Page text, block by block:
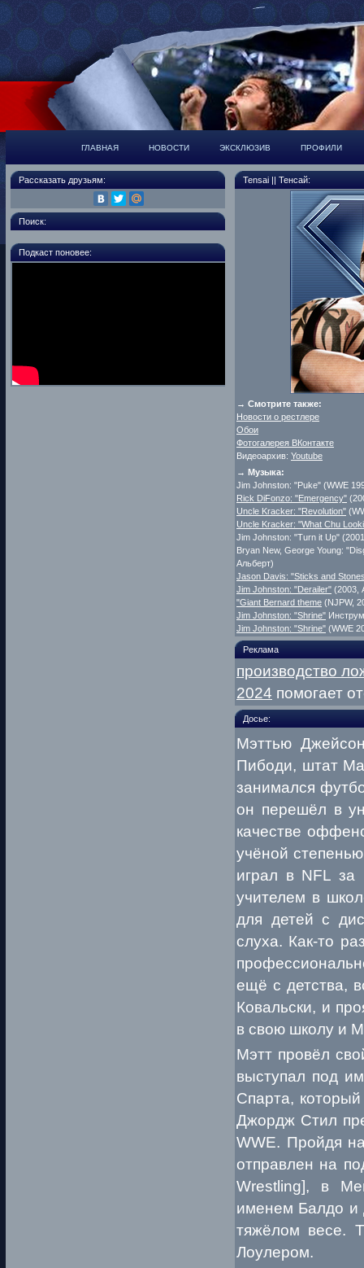
ГЛАВНАЯ НОВОСТИ ЭКСКЛЮЗИВ ПРОФИЛИ
Рассказать друзьям:
Поиск:
Подкаст поновее:
Tensai || Тенсай:
→ Смотрите также:
Новости о рестлере
Обои
Фотогалерея ВКонтакте
Видеоархив: Youtube
→ Музыка:
Jim Johnston: "Puke" (WWE
Rick DiFonzo: "Emergency"
Uncle Kracker: "Revolution"
Uncle Kracker: "What Chu
Jim Johnston: "Turn it Up"
Bryan New, George Young:
Альберт)
Jason Davis: "Sticks and
Jim Johnston: "Derailer" (2003,
"Giant Bernard theme (NJPW,
Jim Johnston: "Shrine"
Jim Johnston: "Shrine" (WWE
Реклама
производство
2024 помогает
Досье:
Мэттью
Пибоди, штат
занимался
он перешёл в
качестве
учёной
играл в NFL
учителем в
для детей с
слуха. Как-то
ещё с детства,
Ковальски, и
в свою школу и
Мэтт провёл
выступал под
Спарта,
Джордж Стил
WWE. Пройдя
отправлен на
Wrestling], в
именем Балдо и
тяжёлом весе.
Лоулером.